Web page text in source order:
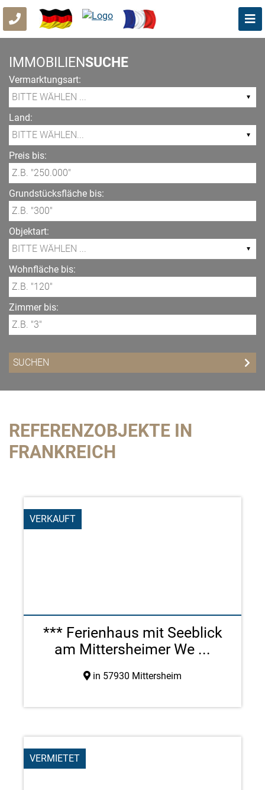
IMMOBILIENSUCHE
Vermarktungsart:
Land:
Preis bis:
Grundstücksfläche bis:
Objektart:
Wohnfläche bis:
Zimmer bis:
REFERENZOBJEKTE IN
FRANKREICH
VERKAUFT
*** Ferienhaus mit Seeblick
am Mittersheimer We ...
in 57930 Mittersheim
VERMIETET